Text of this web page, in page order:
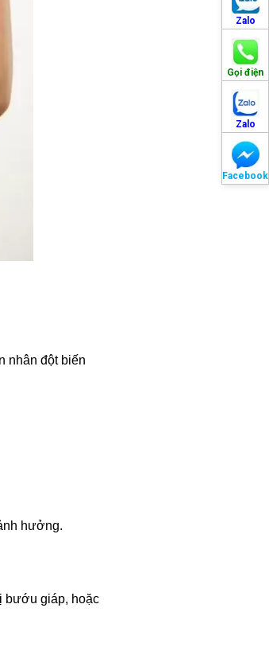
Zalo
Gọi điện
Zalo
Facebook
nhân đột biến
hưởng.
bướu giáp, hoặc